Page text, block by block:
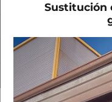
Sustitución